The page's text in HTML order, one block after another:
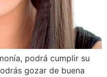
podrá cumplir su
gozar de buena